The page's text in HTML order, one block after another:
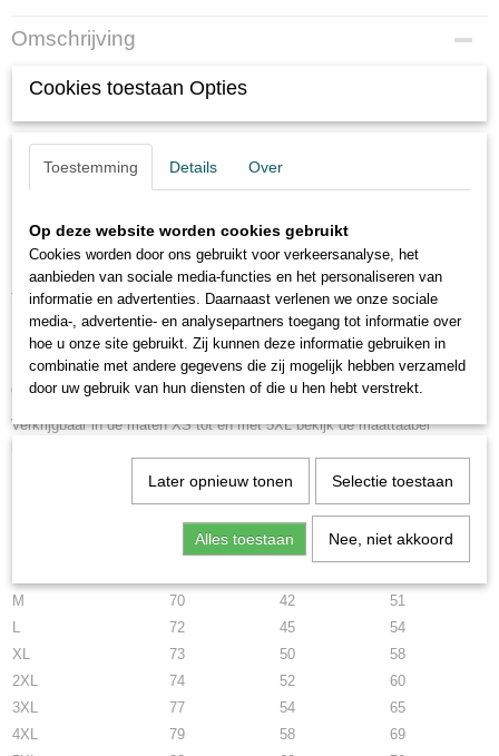
Productcode
562-3927
Omschrijving
Moerbiënlaand op t-shirt als print
met London, Paris, New York,
Moerbiënlaand
Dit geweldige shirt met ronde hals en korte mouwen is bedrukt met de
tekst London, Paris, New York en Moerbiënlaand
In zwart en wit verkrijgbaar.
Materiaal 100% katoen en 165 gram. Indien het shirt binnenstebuiten
gewassen wordt zal u er nog langer plezier van hebben.
Verkrijgbaar in de maten XS tot en met 5XL bekijk de maattaabel
Lengte Schouders
Breedte
37
46
M
70 42
51
L
72 45
54
XL
73 50
58
2XL
74 52
60
3XL
77 54
65
4XL
79 58
69
Cookies toestaan Opties
Toestemming Details Over
Op deze website worden cookies gebruikt
Cookies worden door ons gebruikt voor verkeersanalyse, het
aanbieden van sociale media-functies en het personaliseren van
informatie en advertenties. Daarnaast verlenen we onze sociale
media-, advertentie- en analysepartners toegang tot informatie over
hoe u onze site gebruikt. Zij kunnen deze informatie gebruiken in
combinatie met andere gegevens die zij mogelijk hebben verzameld
door uw gebruik van hun diensten of die u hen hebt verstrekt.
Later opnieuw tonen Selectie toestaan
Alles toestaan Nee, niet akkoord